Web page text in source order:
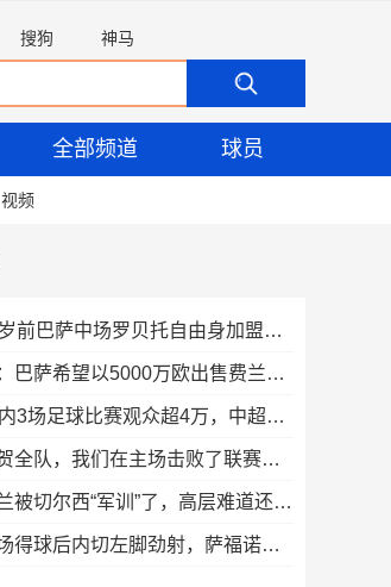
搜狗 神马
全部频道 球员
视频
官方：34岁前巴萨中场罗贝托自由身加盟洛杉矶银河，签约2年
加泰媒体：巴萨希望以5000万欧出售费兰，巴黎最快下周三前官宣
8月8日国内3场足球比赛观众超4万，中超辽宁德比62075人排今年第6
乔迪：祝贺全队，我们在主场击败了联赛领头羊，顺利拿下宝贵三分
意媒：米兰被切尔西“军训”了，高层难道还看不出阵容短板？
姆伯莫前场得球后内切左脚劲射，萨福诺夫单掌将球扑出